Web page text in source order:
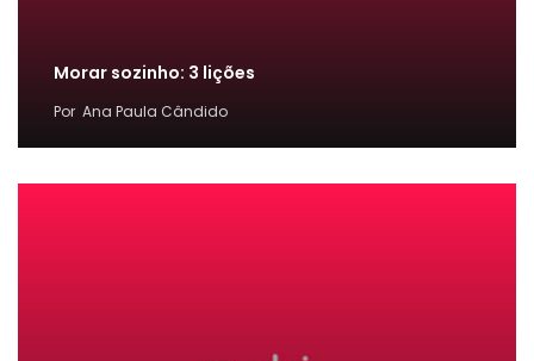
Morar sozinho: 3 lições
Por Ana Paula Cândido